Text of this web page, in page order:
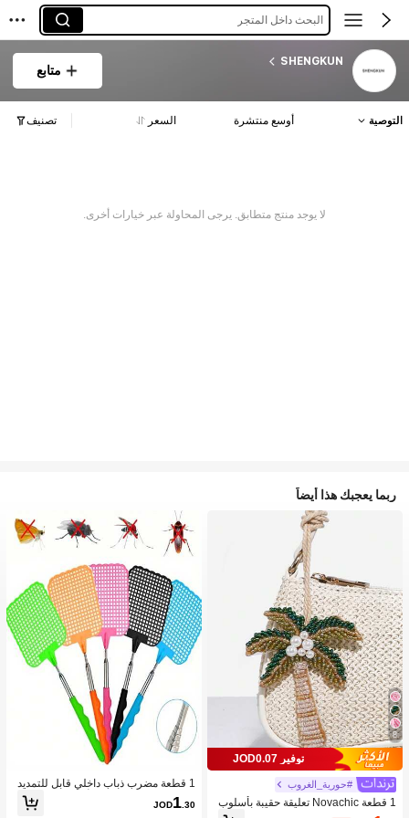
البحث داخل المتجر
SHENGKUN
متابع
التوصية أوسع منتشرة السعر تصنيف
لا يوجد منتج متطابق. يرجى المحاولة عبر خيارات أخرى.
ربما يعجبك هذا أيضاً
8
توفير JOD0.07
#حورية_الغروب
1 قطعة Novachic تعليقة حقيبة بأسلوب
العطلات مزينة بالخرز على شكل نجمة الب
1 قطعة مضرب ذباب داخلي قابل للتمديد
من الفولاذ المقاوم للصدأ، مقبض PVC م
ضاد للانزلاق، مضرب بعوض من البولي بر
JOD1.30